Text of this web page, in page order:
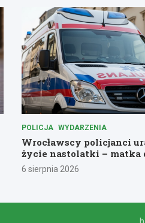
POLICJA WYDARZENIA
Wrocławscy policjanci
życie nastolatki – matka
pomoc
6 sierpnia 2026